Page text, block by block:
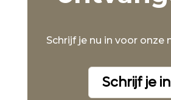
Schrijf je nu in voor onze
Schrijf je in